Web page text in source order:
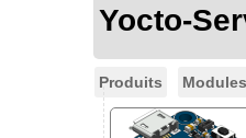
Yocto-
Produits